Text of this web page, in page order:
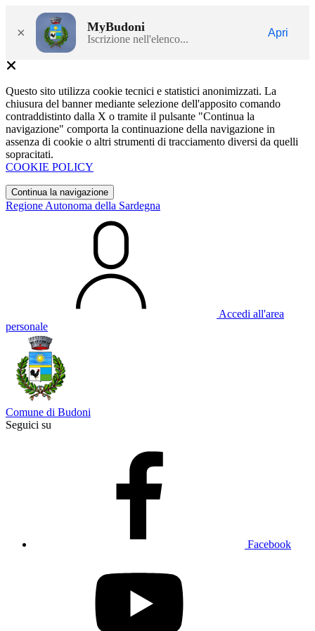
× MyBudoni
Iscrizione nell'elenco...
Apri
Questo sito utilizza cookie tecnici e statistici anonimizzati. La
chiusura del banner mediante selezione dell'apposito comando
contraddistinto dalla X o tramite il pulsante "Continua la
navigazione" comporta la continuazione della navigazione in
assenza di cookie o altri strumenti di tracciamento diversi da quelli
sopracitati.
COOKIE POLICY
Continua la navigazione
Regione Autonoma della Sardegna
Accedi all'area
personale
Comune di Budoni
Seguici su
Facebook